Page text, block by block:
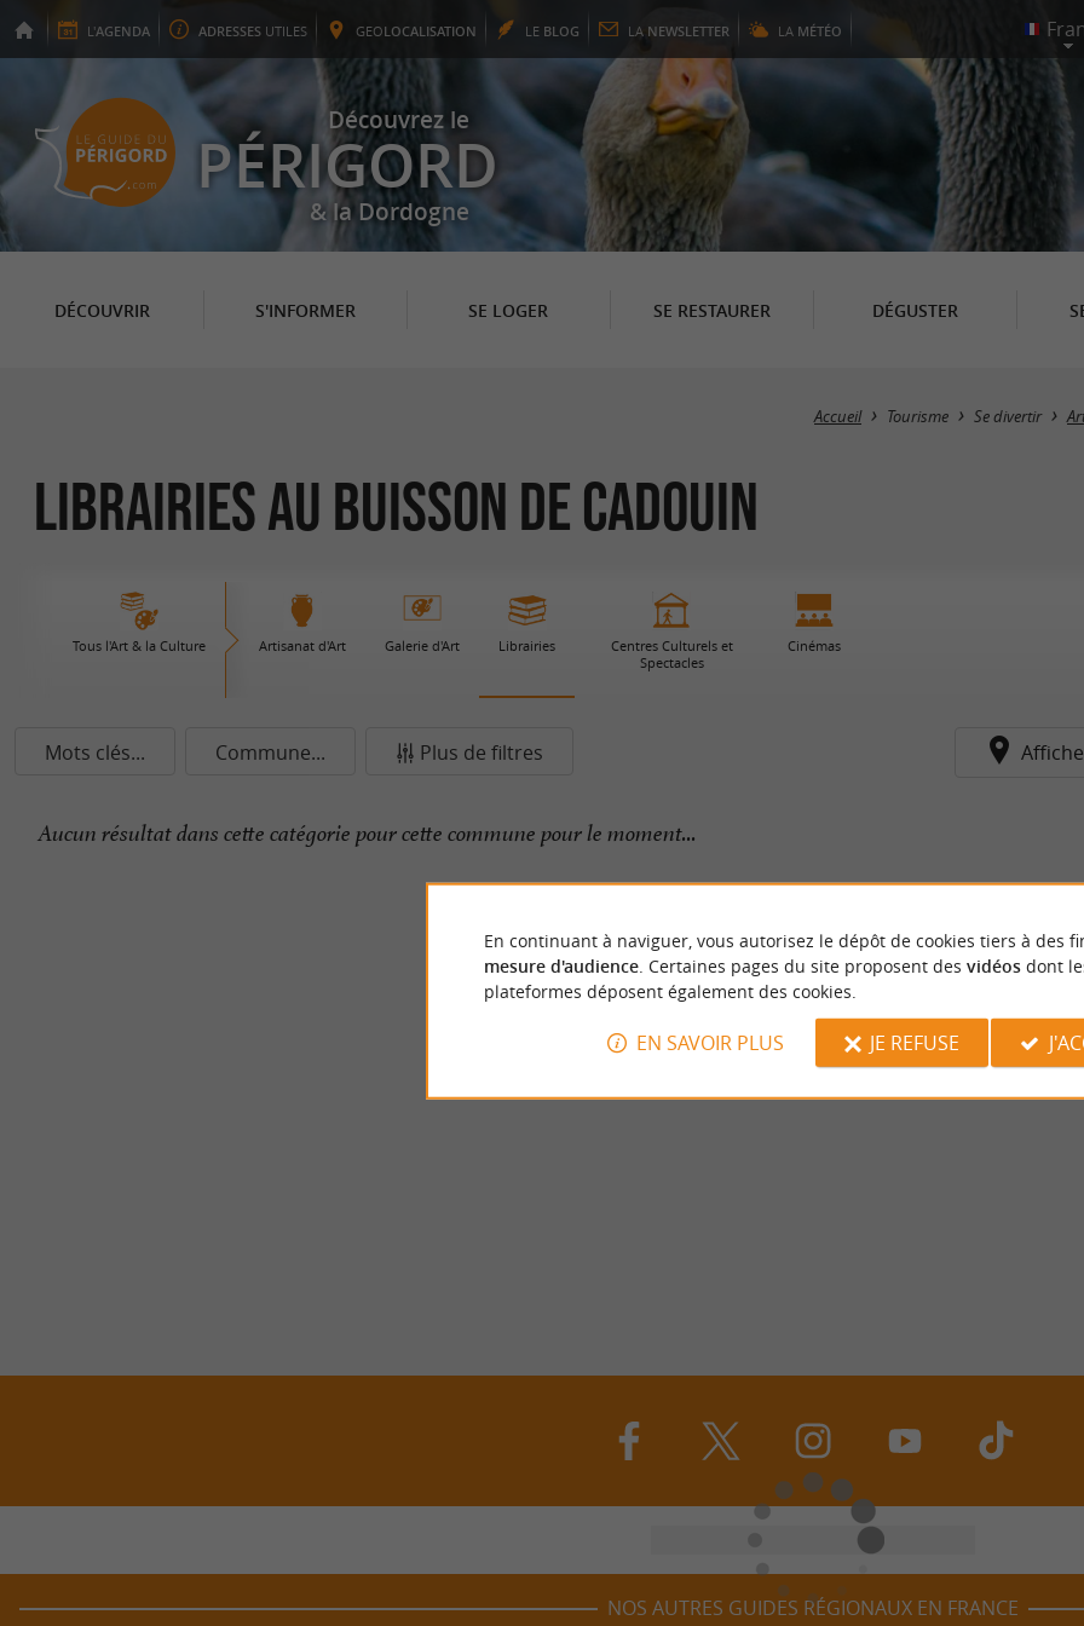
L'AGENDA ADRESSES UTILES GEOLOCALISATION LE BLOG LA NEWSLETTER LA MÉTÉO
Découvrez le
PÉRIGORD
& la Dordogne
DÉCOUVRIR S'INFORMER SE LOGER SE RESTAURER DÉGUSTER
Accueil Tourisme Se divertir
Librairies au Buisson de Cadouin
Tous l'Art & la Culture Artisanat d'Art Galerie d'Art Librairies
Centres Culturels et
Spectacles
Cinémas
Mots clés... Commune... Plus de filtres
Aucun résultat dans cette catégorie pour cette commune pour le moment...
NOS AUTRES GUIDES RÉGIONAUX EN FRANCE
En continuant à naviguer, vous autorisez le dépôt de cookies tiers à des
mesure d'audience. Certaines pages du site proposent des vidéosdont
plateformes déposent également des cookies.
EN SAVOIR PLUS JE REFUSE